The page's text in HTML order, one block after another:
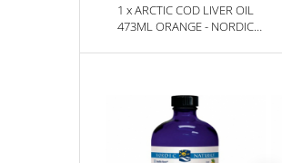
1 x ARCTIC COD LIVER OIL
473ML ORANGE - NORDIC